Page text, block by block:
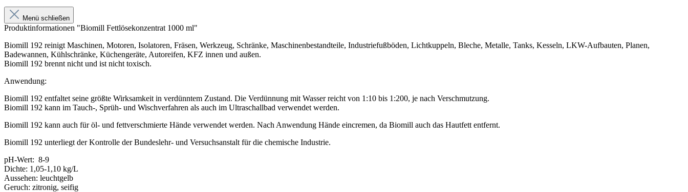
Menü schließen
Produktinformationen "Biomill Fettlösekonzentrat 1000 ml"
Biomill 192 reinigt Maschinen, Motoren, Isolatoren, Fräsen, Werkzeug, Schränke, Maschinenbestandteile, Industriefußböden, Lichtkuppeln, Bleche, Metalle, Tanks, Kesseln, LKW-Aufbauten, Planen,
Badewannen, Kühlschränke, Küchengeräte, Autoreifen, KFZ innen und außen.
Biomill 192 brennt nicht und ist nicht toxisch.
Anwendung:
Biomill 192 entfaltet seine größte Wirksamkeit in verdünntem Zustand. Die Verdünnung mit Wasser reicht von 1:10 bis 1:200, je nach Verschmutzung.
Biomill 192 kann im Tauch-, Sprüh- und Wischverfahren als auch im Ultraschallbad verwendet werden.
Biomill 192 kann auch für öl- und fettverschmierte Hände verwendet werden. Nach Anwendung Hände eincremen, da Biomill auch das Hautfett entfernt.
Biomill 192 unterliegt der Kontrolle der Bundeslehr- und Versuchsanstalt für die chemische Industrie.
pH-Wert: 8-9
Dichte: 1,05-1,10 kg/L
Aussehen: leuchtgelb
Geruch: zitronig, seifig